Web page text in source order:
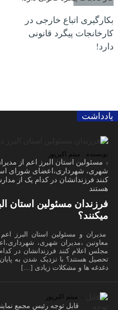
بکارگیری اتباع خارجی در
کارخانجات پیگرد قانونی
دارد!
یادداشت
نویسنده : میثم اکبرپور
مسئولین استان البرز اعم از
شهری، شهرداری،اعضای شورای
کنند فرزندانشان در کدام یک از
هستند
فرزندان مسئولین استان
میکنند؟
مدیران و مسئولین استان البرز
معاونین ،مدیران شهری،
مجلس اعلام کنند فرزندانشان در
تحصیل هستند؟ با نزدیک شدن به
دغدغه ها و مشکلات زیادی […]
میثم اکبرپور
قابل توجه رئیس مجمع